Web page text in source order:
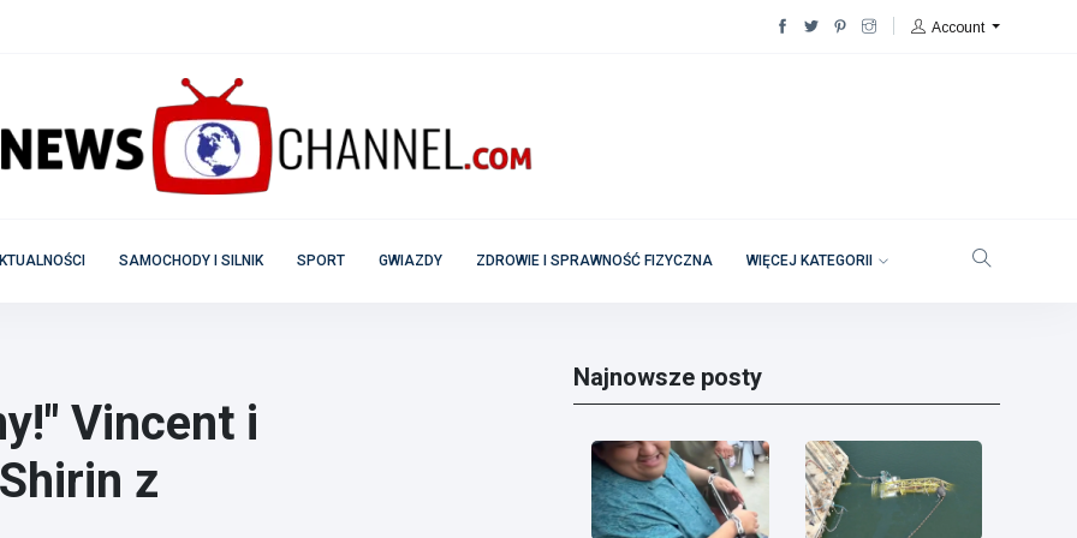
Account
SAMOCHODY I SILNIK SPORT GWIAZDY ZDROWIE I SPRAWNOŚĆ FIZYCZNA WIĘCEJ KATEGORII
Vincent i
z
Najnowsze posty